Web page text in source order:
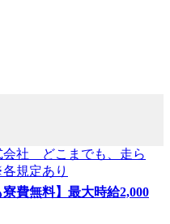
費無料】最大時給2,000